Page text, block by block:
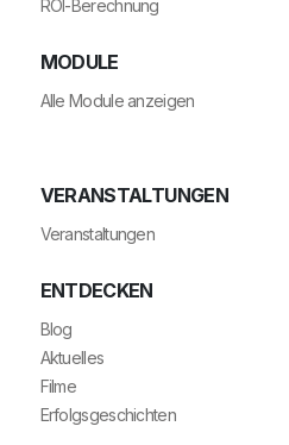
ROI-Berechnung
MODULE
Alle Module anzeigen
VERANSTALTUNGEN
Veranstaltungen
ENTDECKEN
Blog
Aktuelles
Filme
Erfolgsgeschichten